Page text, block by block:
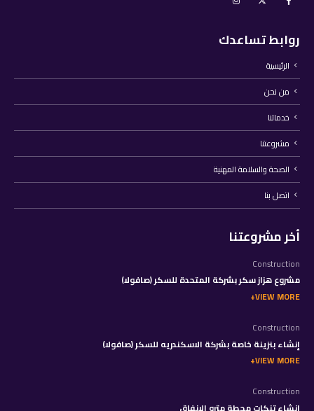
روابط تساعدك
الرئيسية
من نحن
خدماتنا
مشروعتنا
الصحة والسلامة المهنية
اتصل بنا
أخر مشروعتنا
Construction
مشروع هزاز سكر بشركة المتحدة للسكر (صافولا)
VIEW MORE
Construction
إنشاء بنزينة خاصة بشركة الاسكندريه للسكر (صافولا)
VIEW MORE
Construction